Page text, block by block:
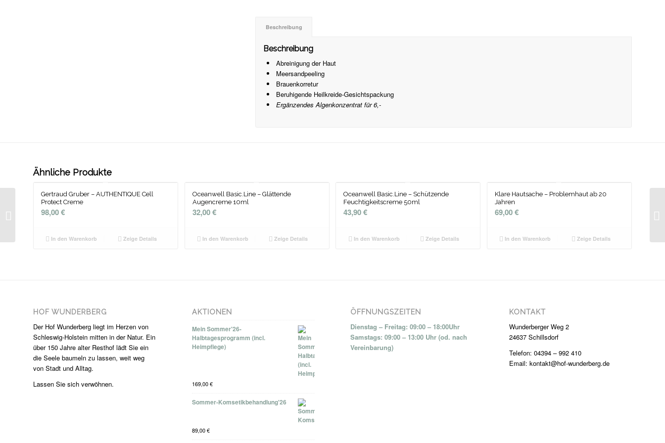
Beschreibung
Beschreibung
Abreinigung der Haut
Meersandpeeling
Brauenkorretur
Beruhigende Heilkreide-Gesichtspackung
Ergänzendes Algenkonzentrat für 6,-
Ähnliche Produkte
Gertraud Gruber – AUTHENTIQUE Cell
Protect Creme
98,00€
In den Warenkorb Zeige Details
Oceanwell Basic.Line – Glättende
Augencreme 10ml
32,00€
In den Warenkorb Zeige Details
Oceanwell Basic.Line – Schützende
Feuchtigkeitscreme 50ml
43,90€
In den Warenkorb Zeige Details
Klare Hautsache – Problemhaut ab 20
Jahren
69,00€
In den Warenkorb Zeige Details
HOF WUNDERBERG
Der Hof Wunderberg liegt im Herzen von
Schleswig-Holstein mitten in der Natur. Ein
über 150 Jahre alter Resthof lädt Sie ein
die Seele baumeln zu lassen, weit weg
von Stadt und Alltag.
Lassen Sie sich verwöhnen.
AKTIONEN
Mein Sommer'26-
Halbtagesprogramm (incl.
Heimpflege)
169,00€
Sommer-Komsetikbehandlung'26
89,00€
ÖFFNUNGSZEITEN
Dienstag – Freitag: 09:00 – 18:00Uhr
Samstags: 09:00 – 13:00 Uhr (od. nach
Vereinbarung)
KONTAKT
Wunderberger Weg 2
24637 Schillsdorf
Telefon: 04394 – 992 410
Email: kontakt@hof-wunderberg.de
Premium-Kosmetik –